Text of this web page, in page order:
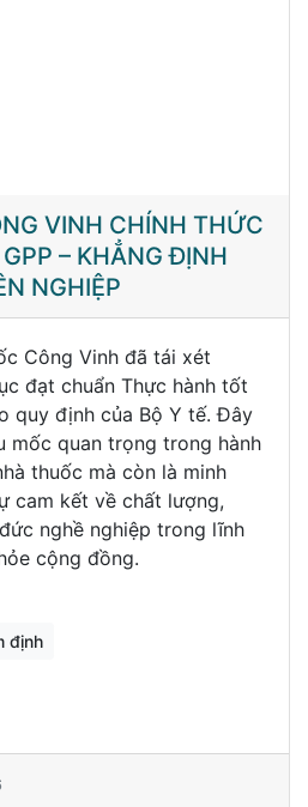
VINH CHÍNH THỨC
– KHẲNG ĐỊNH
NGHIỆP
Công Vinh đã tái xét
đạt chuẩn Thực hành tốt
quy định của Bộ Y tế. Đây
mốc quan trọng trong hành
thuốc mà còn là minh
cam kết về chất lượng,
nghề nghiệp trong lĩnh
cộng đồng.
định